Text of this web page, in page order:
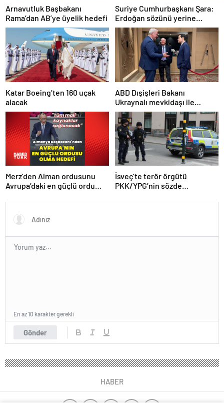
Arnavutluk Başbakanı
Rama’dan AB’ye üyelik hedefi
Suriye Cumhurbaşkanı Şara:
Erdoğan sözünü yerine
getirdi. Trump’a da çok
teşekkür ederim
Katar Boeing’ten 160 uçak
alacak
ABD Dışişleri Bakanı
Ukraynalı mevkidaşı ile
görüştü
Merz’den Alman ordusunu
Avrupa’daki en güçlü ordu
İsveç’te terör örgütü
PKK/YPG’nin sözde
Gönder
En az 10 karakter gerekli
HABER